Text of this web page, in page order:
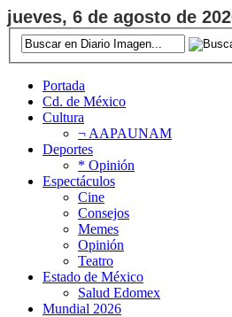
jueves, 6 de agosto de
Portada
Cd. de México
Cultura
¬ AAPAUNAM
Deportes
* Opinión
Espectáculos
Cine
Consejos
Memes
Opinión
Teatro
Estado de México
Salud Edomex
Mundial 2026